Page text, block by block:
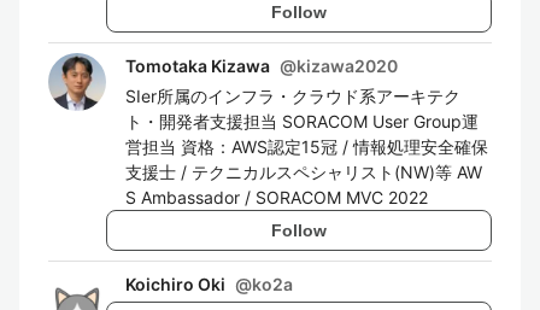
Follow
Tomotaka Kizawa @kizawa2020
SIer所属のインフラ・クラウド系アーキテク
ト・開発者支援担当 SORACOM User Group運
営担当 資格：AWS認定15冠 / 情報処理安全確保
支援士 / テクニカルスペシャリスト(NW)等 AW
S Ambassador / SORACOM MVC 2022
Follow
Koichiro Oki @ko2a